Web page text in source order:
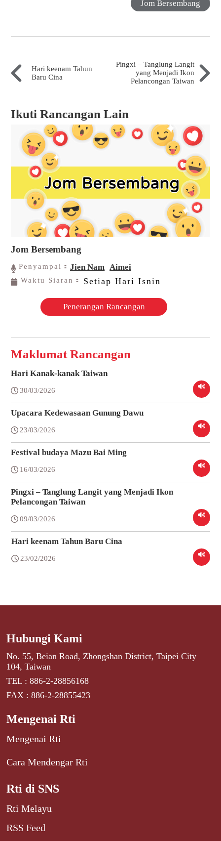
Jom Bersembang
Hari keenam Tahun
Baru Cina
Pingxi – Tanglung Langit
yang Menjadi Ikon
Pelancongan Taiwan
Ikuti Rancangan Lain
Jom Bersembang
Penyampai： Jien Nam Aimei
Waktu Siaran： Setiap Hari Isnin
Penerangan Rancangan
Maklumat Rancangan
Hari Kanak-kanak Taiwan
30/03/2026
Upacara Kedewasaan Gunung Dawu
23/03/2026
Festival budaya Mazu Bai Ming
16/03/2026
Pingxi – Tanglung Langit yang Menjadi Ikon
Pelancongan Taiwan
09/03/2026
Hari keenam Tahun Baru Cina
23/02/2026
Hubungi Kami
No. 55, Beian Road, Zhongshan District, Taipei City
104, Taiwan
TEL : 886-2-28856168
FAX : 886-2-28855423
Mengenai Rti
Mengenai Rti
Cara Mendengar Rti
Rti di SNS
Rti Melayu
RSS Feed